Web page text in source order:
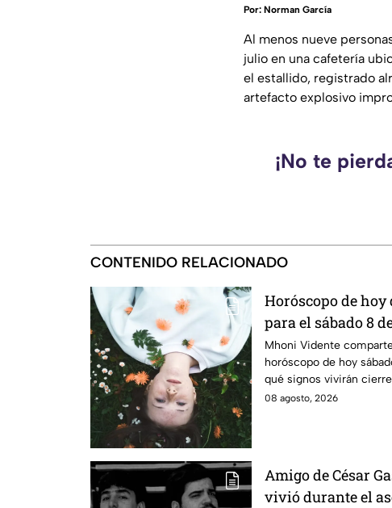
Por: Norman García
Al menos nueve
julio en una cafetería
el estallido, registrado
artefacto explosivo
¡No te
CONTENIDO RELACIONADO
Horóscopo de
para el sábado 8
ciclo!
Mhoni Vidente
horóscopo de hoy
qué signos vivirán
¿Estás listo?
08 agosto, 2026
Amigo de César
vivió durante el